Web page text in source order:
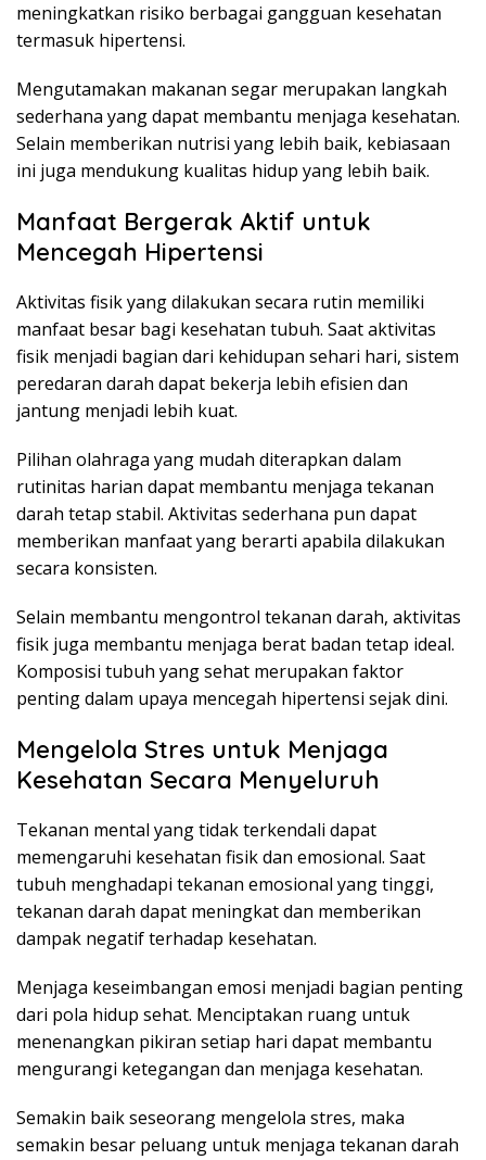
meningkatkan risiko berbagai gangguan kesehatan
termasuk hipertensi.
Mengutamakan makanan segar merupakan langkah
sederhana yang dapat membantu menjaga kesehatan.
Selain memberikan nutrisi yang lebih baik, kebiasaan
ini juga mendukung kualitas hidup yang lebih baik.
Manfaat Bergerak Aktif untuk
Mencegah Hipertensi
Aktivitas fisik yang dilakukan secara rutin memiliki
manfaat besar bagi kesehatan tubuh. Saat aktivitas
fisik menjadi bagian dari kehidupan sehari hari, sistem
peredaran darah dapat bekerja lebih efisien dan
jantung menjadi lebih kuat.
Pilihan olahraga yang mudah diterapkan dalam
rutinitas harian dapat membantu menjaga tekanan
darah tetap stabil. Aktivitas sederhana pun dapat
memberikan manfaat yang berarti apabila dilakukan
secara konsisten.
Selain membantu mengontrol tekanan darah, aktivitas
fisik juga membantu menjaga berat badan tetap ideal.
Komposisi tubuh yang sehat merupakan faktor
penting dalam upaya mencegah hipertensi sejak dini.
Mengelola Stres untuk Menjaga
Kesehatan Secara Menyeluruh
Tekanan mental yang tidak terkendali dapat
memengaruhi kesehatan fisik dan emosional. Saat
tubuh menghadapi tekanan emosional yang tinggi,
tekanan darah dapat meningkat dan memberikan
dampak negatif terhadap kesehatan.
Menjaga keseimbangan emosi menjadi bagian penting
dari pola hidup sehat. Menciptakan ruang untuk
menenangkan pikiran setiap hari dapat membantu
mengurangi ketegangan dan menjaga kesehatan.
Semakin baik seseorang mengelola stres, maka
semakin besar peluang untuk menjaga tekanan darah